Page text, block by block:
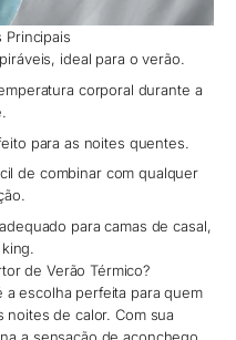
Principais
ideal para o verão.
corporal durante a
para as noites quentes.
de combinar com qualquer
para camas de casal,
de Verão Térmico?
escolha perfeita para quem
de calor. Com sua